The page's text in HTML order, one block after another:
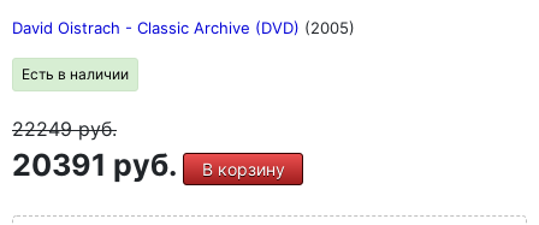
David Oistrach - Classic Archive (DVD) (2005)
Есть в наличии
22249руб.
20391 руб. В корзину